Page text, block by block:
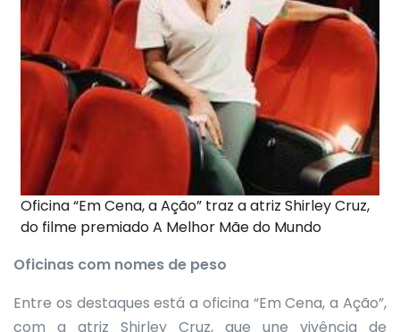
Oficina “Em Cena, a Ação” traz a atriz Shirley Cruz,
do filme premiado A Melhor Mãe do Mundo
Oficinas com nomes de peso
Entre os destaques está a oficina “Em Cena, a Ação”,
com a atriz Shirley Cruz, que une vivência de